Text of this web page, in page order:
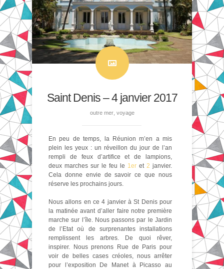
Saint Denis – 4 janvier 2017
outre mer, voyage
En peu de temps, la Réunion m’en a mis
plein les yeux : un réveillon du jour de l’an
rempli de feux d’artifice et de lampions,
deux marches sur le feu le 1er et 2 janvier.
Cela donne envie de savoir ce que nous
réserve les prochains jours.
Nous allons en ce 4 janvier à St Denis pour
la matinée avant d’aller faire notre première
marche sur l’île. Nous passons par le Jardin
de l’Etat où de surprenantes installations
remplissent les arbres. De quoi rêver,
inspirer. Nous prenons Rue de Paris pour
voir de belles cases créoles, nous arrêter
pour l’exposition De Manet à Picasso au